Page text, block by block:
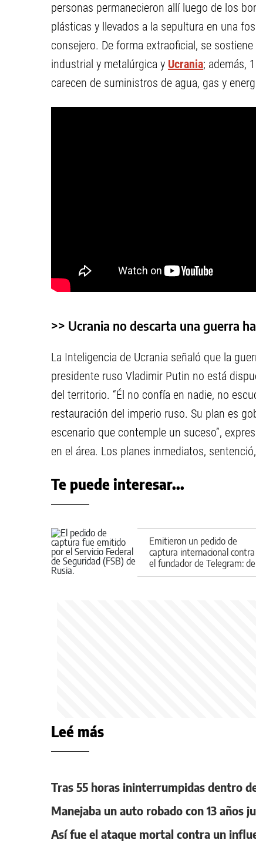
personas permanecieron allí luego de los
plásticas y llevados a la sepultura en una
consejero. De forma extraoficial, se
industrial y metalúrgica y Ucrania; además,
carecen de suministros de agua, gas y
>> Ucrania no descarta una guerra
La Inteligencia de Ucrania señaló que la
presidente ruso Vladimir Putin no está
del territorio. “Él no confía en nadie, no
restauración del imperio ruso. Su plan es
escenario que contemple un suceso”,
en el área. Los planes inmediatos,
Te puede interesar...
Emitieron un pedido de
captura internacional contra
el fundador de Telegram: de
qué lo acusan
Leé más
Tras 55 horas ininterrumpidas dentro
Manejaba un auto robado con 13 años
Así fue el ataque mortal contra un